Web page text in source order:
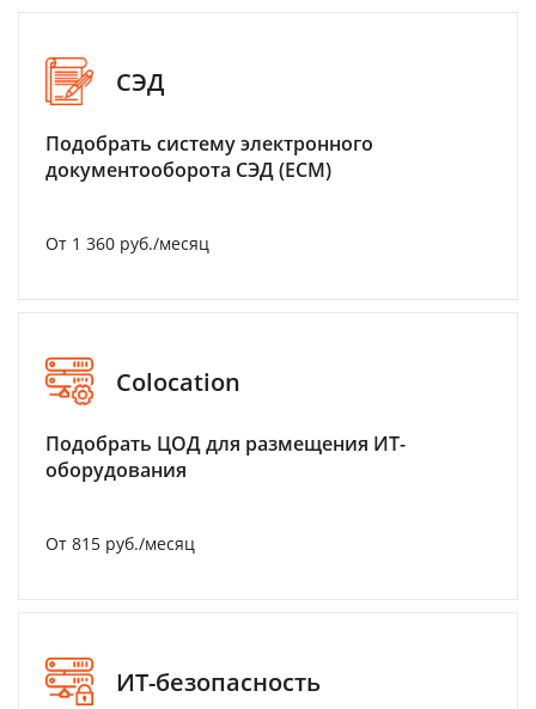
СЭД
Подобрать систему электронного
документооборота СЭД (ECM)
От 1 360 руб./месяц
Colocation
Подобрать ЦОД для размещения ИТ-
оборудования
От 815 руб./месяц
ИТ-безопасность